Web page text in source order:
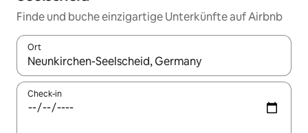
Finde und buche einzigartige Unterkünfte auf Airbnb
Ort
Wenn Ergebnisse verfügbar sind, navigiere mit den
Check-in